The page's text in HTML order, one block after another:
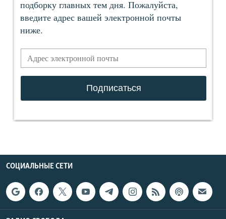
СОЦИАЛЬНЫЕ СЕТИ